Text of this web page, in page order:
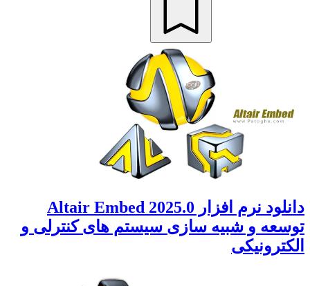
دانلود نرم افزار Altair Embed 2025.0
توسعه و شبیه‌ سازی سیستم‌ های کنترلی و
الکترونیکی